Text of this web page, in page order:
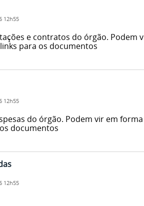
12h55
e contratos do órgão. Podem vir
para os documentos
12h55
do órgão. Podem vir em forma
documentos
12h55